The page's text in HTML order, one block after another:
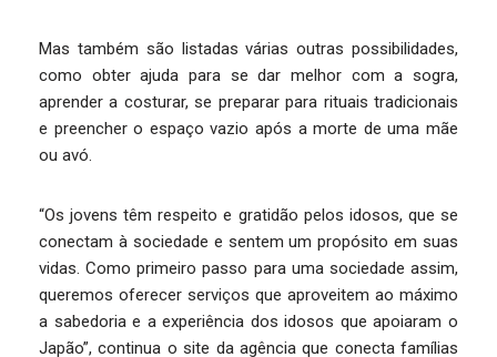
Mas também são listadas várias outras possibilidades,
como obter ajuda para se dar melhor com a sogra,
aprender a costurar, se preparar para rituais tradicionais
e preencher o espaço vazio após a morte de uma mãe
ou avó.
“Os jovens têm respeito e gratidão pelos idosos, que se
conectam à sociedade e sentem um propósito em suas
vidas. Como primeiro passo para uma sociedade assim,
queremos oferecer serviços que aproveitem ao máximo
a sabedoria e a experiência dos idosos que apoiaram o
Japão”, continua o site da agência que conecta famílias